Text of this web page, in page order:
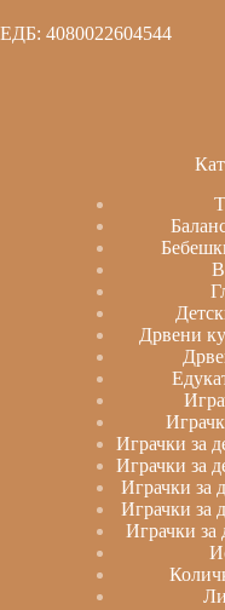
ЕДБ: 4080022604544
Дрвени
Играчки за
Играчки за
Играчки за
Играчки за
Играчки за